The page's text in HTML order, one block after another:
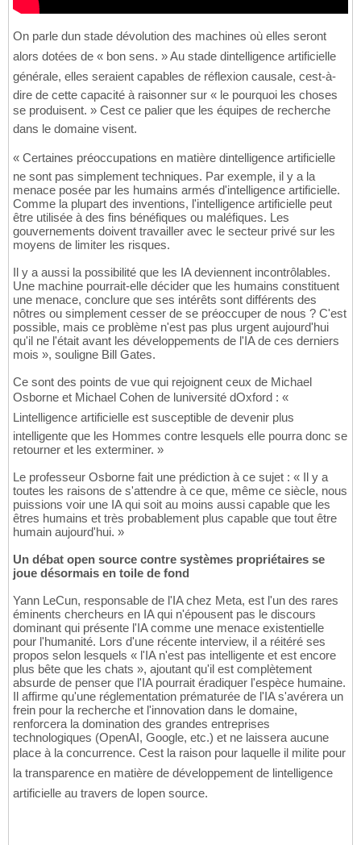
On parle dun stade dévolution des machines où elles seront
alors dotées de « bon sens. » Au stade dintelligence artificielle
générale, elles seraient capables de réflexion causale, cest-à-
dire de cette capacité à raisonner sur « le pourquoi les choses
se produisent. » Cest ce palier que les équipes de recherche
dans le domaine visent.
« Certaines préoccupations en matière dintelligence artificielle
ne sont pas simplement techniques. Par exemple, il y a la
menace posée par les humains armés d'intelligence artificielle.
Comme la plupart des inventions, l'intelligence artificielle peut
être utilisée à des fins bénéfiques ou maléfiques. Les
gouvernements doivent travailler avec le secteur privé sur les
moyens de limiter les risques.
Il y a aussi la possibilité que les IA deviennent incontrôlables.
Une machine pourrait-elle décider que les humains constituent
une menace, conclure que ses intérêts sont différents des
nôtres ou simplement cesser de se préoccuper de nous ? C'est
possible, mais ce problème n'est pas plus urgent aujourd'hui
qu'il ne l'était avant les développements de l'IA de ces derniers
mois », souligne Bill Gates.
Ce sont des points de vue qui rejoignent ceux de Michael
Osborne et Michael Cohen de luniversité dOxford : «
Lintelligence artificielle est susceptible de devenir plus
intelligente que les Hommes contre lesquels elle pourra donc se
retourner et les exterminer. »
Le professeur Osborne fait une prédiction à ce sujet : « Il y a
toutes les raisons de s'attendre à ce que, même ce siècle, nous
puissions voir une IA qui soit au moins aussi capable que les
êtres humains et très probablement plus capable que tout être
humain aujourd'hui. »
Un débat open source contre systèmes propriétaires se
joue désormais en toile de fond
Yann LeCun, responsable de l'IA chez Meta, est l'un des rares
éminents chercheurs en IA qui n'épousent pas le discours
dominant qui présente l'IA comme une menace existentielle
pour l'humanité. Lors d'une récente interview, il a réitéré ses
propos selon lesquels « l'IA n'est pas intelligente et est encore
plus bête que les chats », ajoutant qu'il est complètement
absurde de penser que l'IA pourrait éradiquer l'espèce humaine.
Il affirme qu'une réglementation prématurée de l'IA s'avérera un
frein pour la recherche et l'innovation dans le domaine,
renforcera la domination des grandes entreprises
technologiques (OpenAI, Google, etc.) et ne laissera aucune
place à la concurrence. Cest la raison pour laquelle il milite pour
la transparence en matière de développement de lintelligence
artificielle au travers de lopen source.